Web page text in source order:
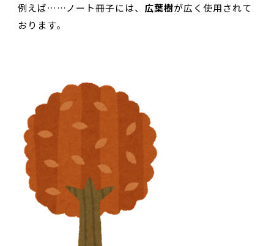
例えば……ノート冊子には、 広葉樹が広く使用されて
おります。